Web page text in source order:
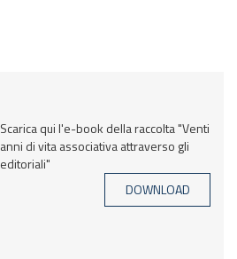
Scarica qui l'e-book della raccolta "Venti
anni di vita associativa attraverso gli
editoriali"
DOWNLOAD